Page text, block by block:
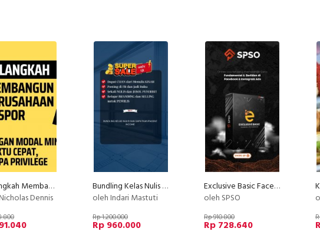
10 Langkah Membangun Perusahaan Ekspor!
Dennis
Bundling Kelas Nulis Indscript
oleh Indari Mastuti
Rp 1.200.000
Rp 960.000
Exclusive Basic Facebook Instagram Ads
oleh SPSO
Rp 910.800
Rp 728.640